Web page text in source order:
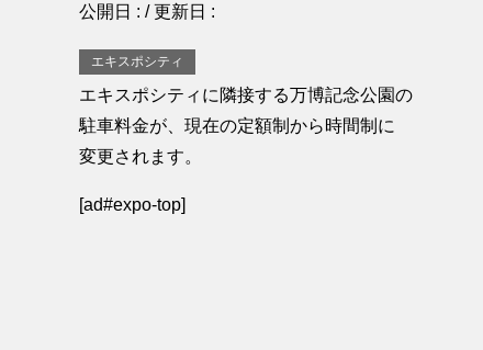
公開日 : / 更新日 :
エキスポシティ
エキスポシティに隣接する万博記念公園の
駐車料金が、現在の定額制から時間制に
変更されます。
[ad#expo-top]